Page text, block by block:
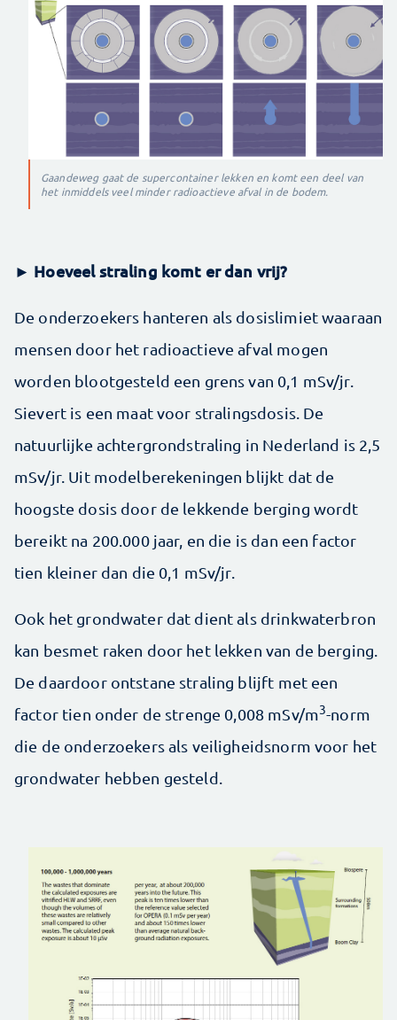
Gaandeweg gaat de supercontainer lekken en komt een deel van
het inmiddels veel minder radioactieve afval in de bodem.
► Hoeveel straling komt er dan vrij?
De onderzoekers hanteren als dosislimiet waaraan
mensen door het radioactieve afval mogen
worden blootgesteld een grens van 0,1 mSv/jr.
Sievert is een maat voor stralingsdosis. De
natuurlijke achtergrondstraling in Nederland is 2,5
mSv/jr. Uit modelberekeningen blijkt dat de
hoogste dosis door de lekkende berging wordt
bereikt na 200.000 jaar, en die is dan een factor
tien kleiner dan die 0,1 mSv/jr.
Ook het grondwater dat dient als drinkwaterbron
kan besmet raken door het lekken van de berging.
De daardoor ontstane straling blijft met een
factor tien onder de strenge 0,008 mSv/m3-norm
die de onderzoekers als veiligheidsnorm voor het
grondwater hebben gesteld.